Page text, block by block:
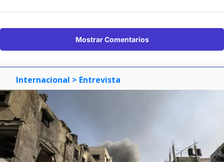
Mostrar Comentarios
Internacional > Entrevista